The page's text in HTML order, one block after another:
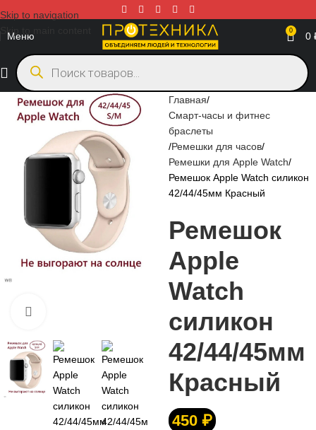
Skip to navigation
Skip to main content
Меню 0 0
Главная
Смарт-часы и фитнес
браслеты
Ремешки для часов
Ремешки для Apple Watch
Ремешок Apple Watch силикон
42/44/45мм Красный
Ремешок
Apple
Watch
силикон
42/44/45мм
Красный
450 ₽